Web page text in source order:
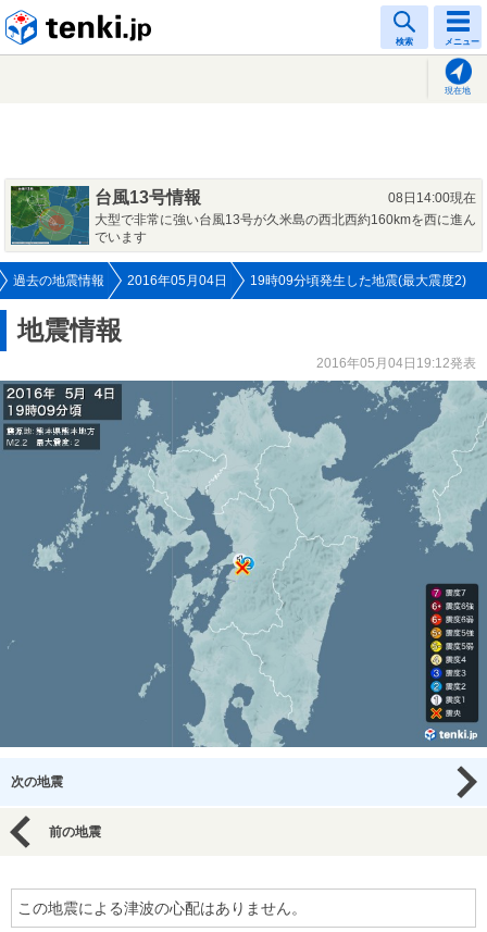
検索 メニュー
現在地
台風13号情報
08日14:00現在
大型で非常に強い台風13号が久米島の西北西約160kmを西に進ん
でいます
過去の地震情報 2016年05月04日 19時09分頃発生した地震(最大震度2)
地震情報
2016年05月04日19:12発表
次の地震
前の地震
この地震による津波の心配はありません。